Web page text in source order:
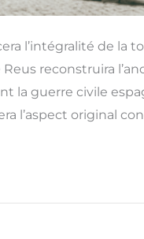
l’intégralité de la
reconstruira
la guerre civile
l’aspect original